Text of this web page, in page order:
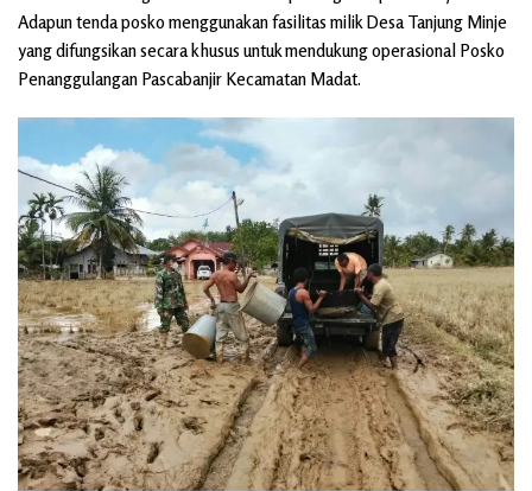
Adapun tenda posko menggunakan fasilitas milik Desa Tanjung Minje
yang difungsikan secara khusus untuk mendukung operasional Posko
Penanggulangan Pascabanjir Kecamatan Madat.